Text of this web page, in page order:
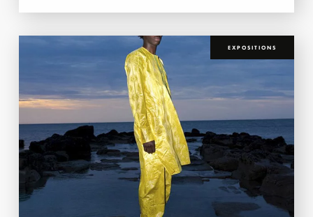
EXPOSITIONS